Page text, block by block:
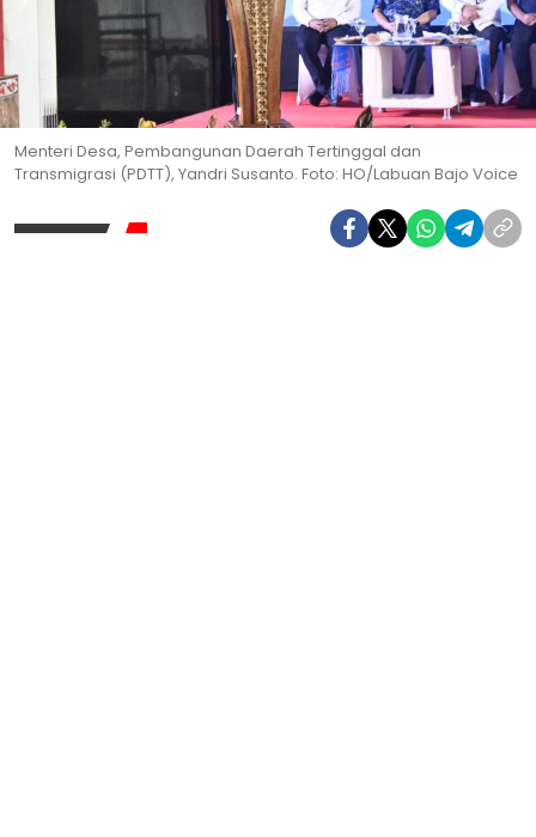
Menteri Desa, Pembangunan Daerah Tertinggal dan
Transmigrasi (PDTT), Yandri Susanto. Foto: HO/Labuan Bajo Voice